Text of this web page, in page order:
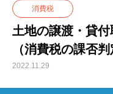
消費税
土地の譲渡・貸
（消費税の課否判
2022.11.29